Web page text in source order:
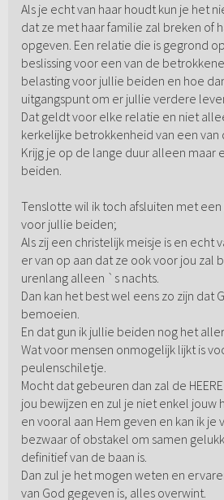
Als je echt van haar houdt kun je het
dat ze met haar familie zal breken of
opgeven. Een relatie die is gegrond
beslissing voor een van de
belasting voor jullie beiden en hoe
uitgangspunt om er jullie verdere
Dat geldt voor elke relatie en niet
kerkelijke betrokkenheid van een
Krijg je op de lange duur alleen maar
beiden.
Tenslotte wil ik toch afsluiten met
voor jullie beiden;
Als zij een christelijk meisje is en echt
er van op aan dat ze ook voor jou zal
urenlang alleen `s nachts.
Dan kan het best wel eens zo zijn dat
bemoeien.
En dat gun ik jullie beiden nog het
Wat voor mensen onmogelijk lijkt is
peulenschiletje.
Mocht dat gebeuren dan zal de
jou bewijzen en zul je niet enkel jouw
en vooral aan Hem geven en kan ik
bezwaar of obstakel om samen
definitief van de baan is.
Dan zul je het mogen weten en
van God gegeven is, alles overwint.